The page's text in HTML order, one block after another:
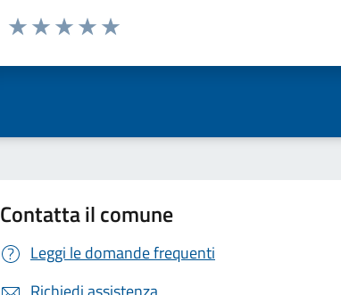
Valuta da 1 a 5 stelle la pagina
Contatta il comune
Leggi le domande frequenti